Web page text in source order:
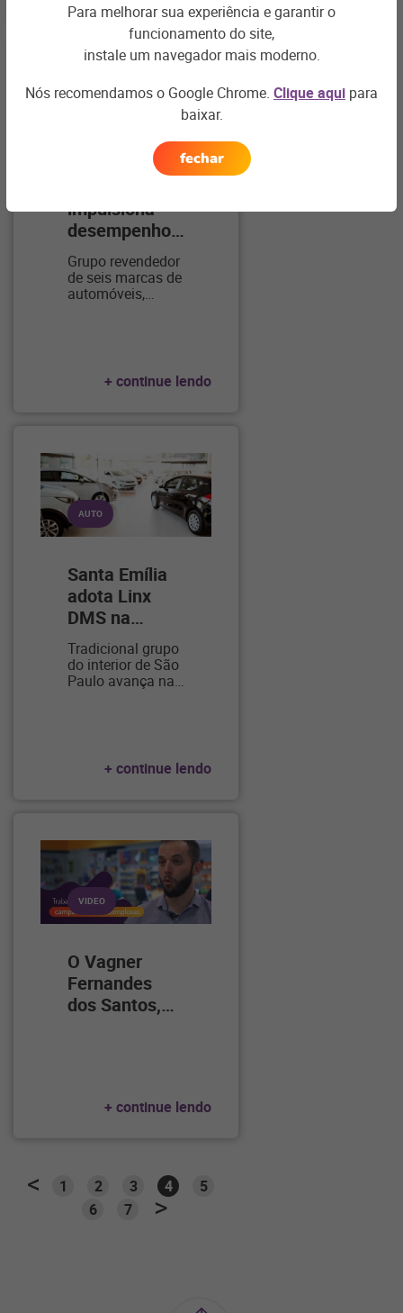
impulsiona
desempenho…
Grupo revendedor
de seis marcas de
automóveis,…
+ continue lendo
AUTO
Santa Emília
adota Linx
DMS na…
Tradicional grupo
do interior de São
Paulo avança na…
+ continue lendo
VIDEO
O Vagner
Fernandes
dos Santos,…
+ continue lendo
1 2 3 4
5
6
7
Para melhorar sua experiência e garantir o
funcionamento do site,
instale um navegador mais moderno.
Nós recomendamos o Google Chrome. Clique aqui para
baixar.
fechar